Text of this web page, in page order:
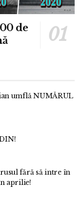
de
umflă NUMĂRUL
fără să intre în
aprilie!